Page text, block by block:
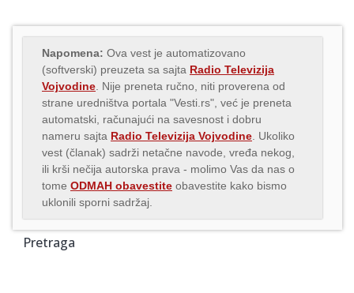
Napomena: Ova vest je automatizovano
(softverski) preuzeta sa sajta Radio Televizija
Vojvodine . Nije preneta ručno, niti proverena od
strane uredništva portala "Vesti.rs", već je preneta
automatski, računajući na savesnost i dobru
nameru sajta Radio Televizija Vojvodine . Ukoliko
vest (članak) sadrži netačne navode, vređa nekog,
ili krši nečija autorska prava - molimo Vas da nas o
tome ODMAH obavestite obavestite kako bismo
uklonili sporni sadržaj.
Pretraga